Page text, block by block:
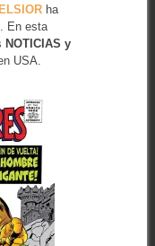
ha
En esta
NOTICIAS y
USA.